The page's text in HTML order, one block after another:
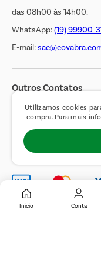
Utilizamos cookies
compra. Para mais
Inicio Conta
das 08h00 às 14h00.
WhatsApp:(19) 99900-
E-mail:
Outros Contatos
Negócios Imobiliários
Trabalhe Conosco